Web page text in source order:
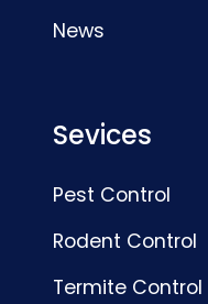
News
Sevices
Pest Control
Rodent Control
Termite Control